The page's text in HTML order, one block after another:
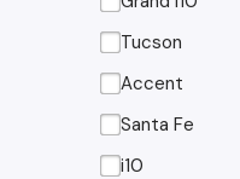
Tucson
Accent
Santa Fe
i10